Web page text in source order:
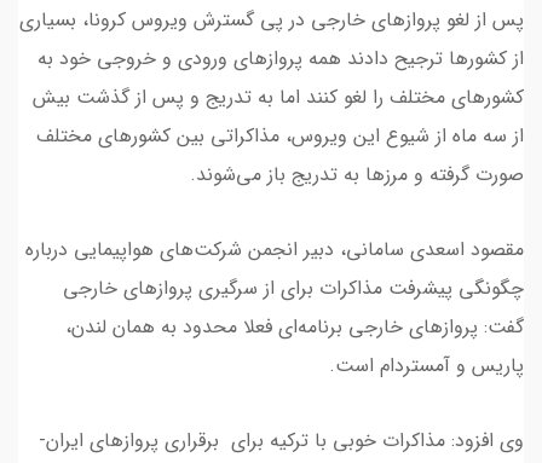
پس از لغو پروازهای خارجی در پی گسترش ویروس کرونا، بسیاری
از کشورها ترجیح دادند همه پروازهای ورودی و خروجی خود به
کشورهای مختلف را لغو کنند اما به تدریج و پس از گذشت بیش
از سه ماه از شیوع این ویروس، مذاکراتی بین کشورهای مختلف
صورت گرفته و مرزها به تدریج باز می‌شوند.
مقصود اسعدی سامانی، دبیر انجمن شرکت‌های هواپیمایی درباره
چگونگی پیشرفت مذاکرات برای از سرگیری پروازهای خارجی
گفت: پروازهای خارجی برنامه‌ای فعلا محدود به همان لندن،
پاریس و آمستردام است.
وی افزود: مذاکرات خوبی با ترکیه برای برقراری پروازهای ایران-